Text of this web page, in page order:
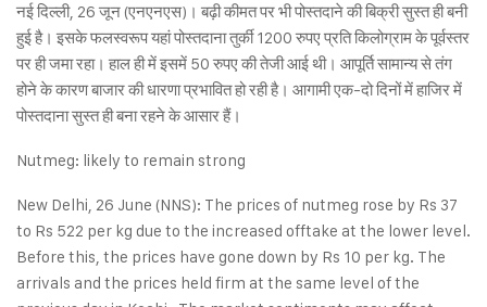
नई दिल्ली, 26 जून (एनएनएस)। बढ़ी कीमत पर भी पोस्तदाने की बिक्री सुस्त ही बनी
हुई है। इसके फलस्वरूप यहां पोस्तदाना तुर्की 1200 रुपए प्रति किलोग्राम के पूर्वस्तर
पर ही जमा रहा। हाल ही में इसमें 50 रुपए की तेजी आई थी। आपूर्ति सामान्य से तंग
होने के कारण बाजार की धारणा प्रभावित हो रही है। आगामी एक-दो दिनों में हाजिर में
पोस्तदाना सुस्त ही बना रहने के आसार हैं।
Nutmeg: likely to remain strong
New Delhi, 26 June (NNS): The prices of nutmeg rose by Rs 37
to Rs 522 per kg due to the increased offtake at the lower level.
Before this, the prices have gone down by Rs 10 per kg. The
arrivals and the prices held firm at the same level of the